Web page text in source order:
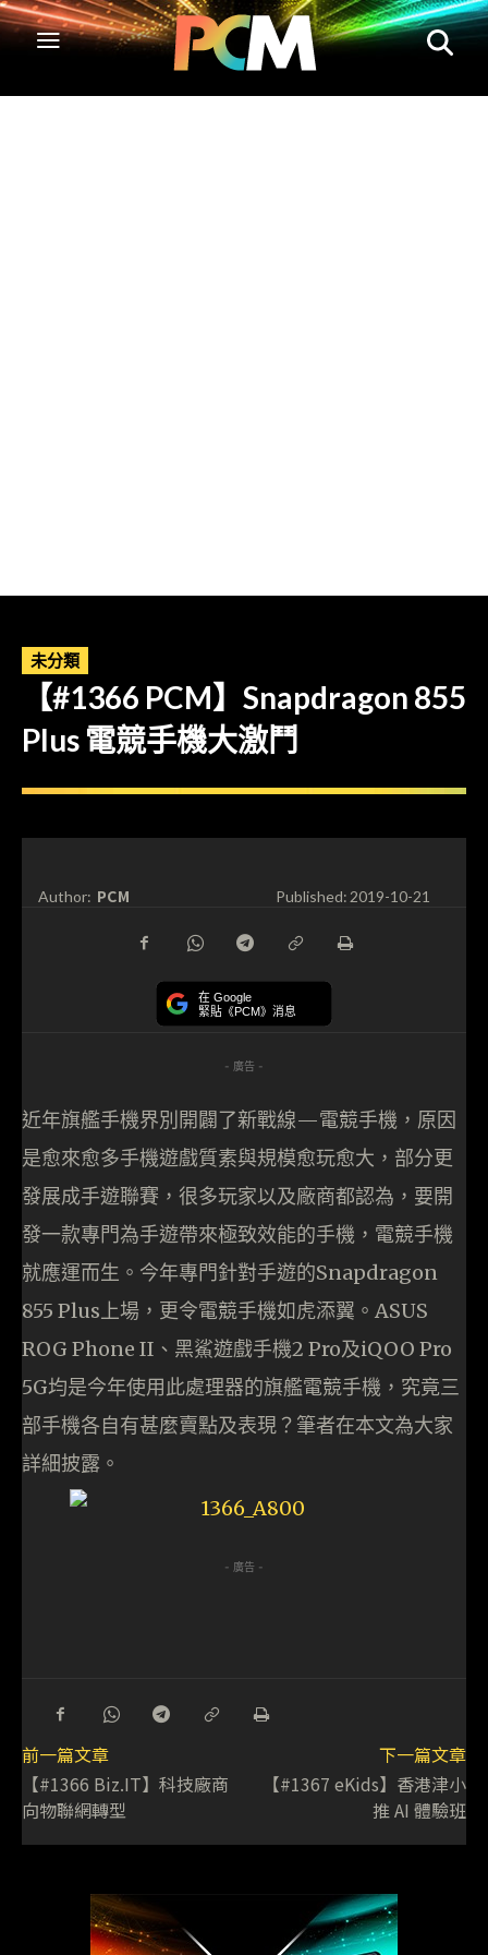
未分類
【#1366 PCM】Snapdragon 855
Plus 電競手機大激鬥
Author: PCM Published:2019-10-21
在 Google
緊貼《PCM》消息
- 廣告 -
近年旗艦手機界別開闢了新戰線—電競手機，原因
是愈來愈多手機遊戲質素與規模愈玩愈大，部分更
發展成手遊聯賽，很多玩家以及廠商都認為，要開
發一款專門為手遊帶來極致效能的手機，電競手機
就應運而生。今年專門針對手遊的Snapdragon
855 Plus上場，更令電競手機如虎添翼。ASUS
ROG Phone II、黑鯊遊戲手機2 Pro及iQOO Pro
5G均是今年使用此處理器的旗艦電競手機，究竟三
部手機各自有甚麼賣點及表現？筆者在本文為大家
詳細披露。
- 廣告 -
前一篇文章
【#1366 Biz.IT】科技廠商
向物聯網轉型
下一篇文章
【#1367 eKids】香港津小
推 AI 體驗班